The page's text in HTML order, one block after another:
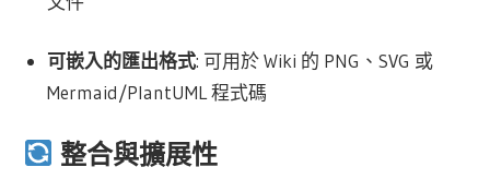
可嵌入的匯出格式: 可用於 Wiki 的 PNG、SVG 或
Mermaid/PlantUML 程式碼
整合與擴展性